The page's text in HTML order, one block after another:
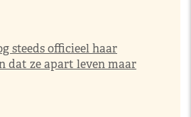
steeds officieel haar
dat ze apart leven maar